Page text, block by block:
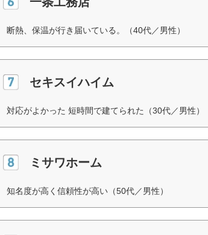
断熱、保温が行き届いている。（40代／男性）
セキスイハイム
対応がよかった 短時間で建てられた（30代／男性）
ミサワホーム
知名度が高く信頼性が高い（50代／男性）